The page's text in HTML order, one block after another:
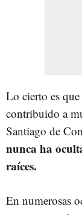
Lo cierto es
contribuido a
Santiago de
nunca ha
raíces.
En numerosas